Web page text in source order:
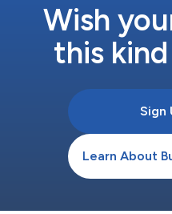
Wish
this
Sign
Learn About